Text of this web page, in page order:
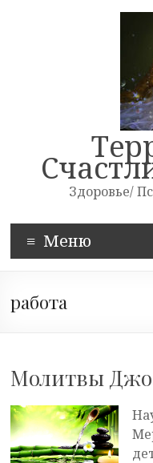
Здоровье/
Меню
работа
Молитвы